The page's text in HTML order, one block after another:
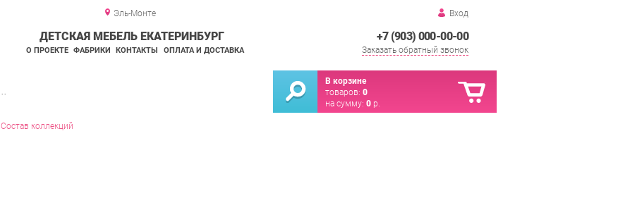
Эль-Монте Вход
+7 (903) 000-00-00
Заказать обратный звонок
ДЕТСКАЯ МЕБЕЛЬ ЕКАТЕРИНБУРГ
О ПРОЕКТЕ ФАБРИКИ КОНТАКТЫ ОПЛАТА И ДОСТАВКА
В корзине
товаров: 0
на сумму: 0 р.
Состав коллекций